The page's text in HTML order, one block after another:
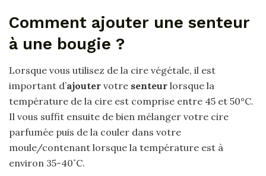
Comment ajouter une senteur
à une bougie ?
Lorsque vous utilisez de la cire végétale, il est
important d’ajouter votre senteur lorsque la
température de la cire est comprise entre 45 et 50°C.
Il vous suffit ensuite de bien mélanger votre cire
parfumée puis de la couler dans votre
moule/contenant lorsque la température est à
environ 35-40˚C.